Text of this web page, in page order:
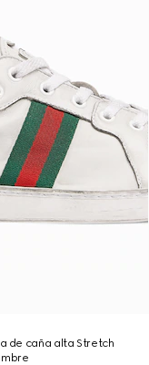
de caña alta Stretch